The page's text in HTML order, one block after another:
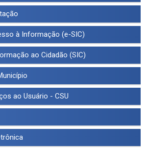
à Informação (e-SIC)
ao Cidadão (SIC)
ao Usuário - CSU